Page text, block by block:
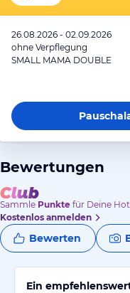
26.08.2026 - 02.09.2026
ohne Verpflegung
SMALL MAMA DOUBLE
Bewertungen
Sammle Punkte für Deine
Kostenlos anmelden
Bewerten
Ein